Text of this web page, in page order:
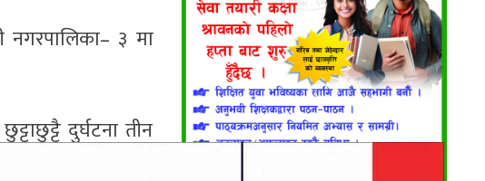
नगरपालिका– ३ मा
दुर्घटना तीन